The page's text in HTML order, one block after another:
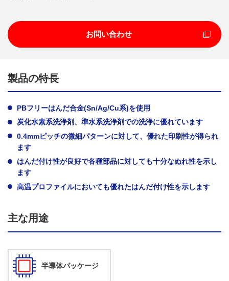
お問い合わせ
製品の特長
PBフリーはんだ合金(Sn/Ag/Cu系)を使用
炭化水素系洗浄剤、準水系洗浄剤での洗浄に優れています
0.4mmピッチの微細パターンに対して、優れた印刷性が得られ
ます
はんだ付け性が良好で各種部品に対しても十分なぬれ性を示し
ます
高温プロファイルにおいても優れたはんだ付け性を示します
主な用途
半導体パッケージ